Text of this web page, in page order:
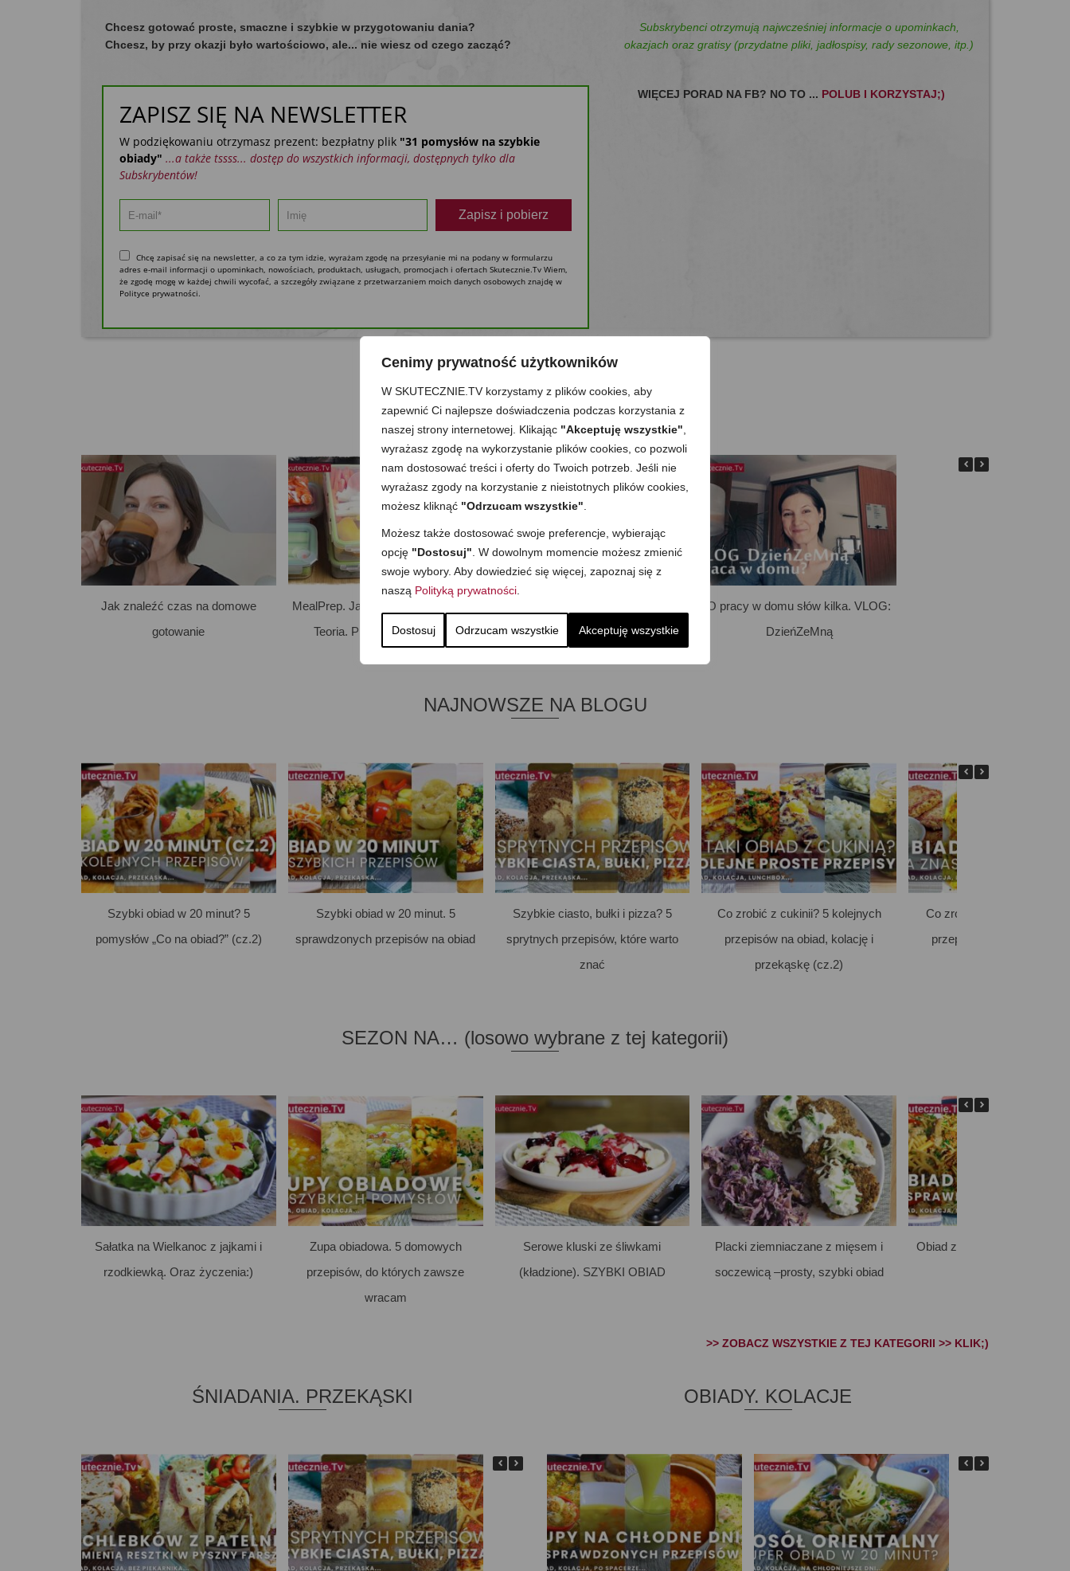
Cenimy prywatność użytkowników
W SKUTECZNIE.TV korzystamy z plików cookies, aby
zapewnić Ci najlepsze doświadczenia podczas korzystania z
naszej strony internetowej. Klikając "Akceptuję wszystkie"
wyrażasz zgodę na wykorzystanie plików cookies, co pozwoli
nam dostosować treści i oferty do Twoich potrzeb. Jeśli nie
wyrażasz zgody na korzystanie z nieistotnych plików cookies,
możesz kliknąć "Odrzucam wszystkie"
Możesz także dostosować swoje preferencje, wybierając
opcję "Dostosuj" . W dowolnym momencie możesz zmienić
swoje wybory. Aby dowiedzieć się więcej, zapoznaj się z
naszą Polityką prywatności
Dostosuj Odrzucam wszystkie Akceptuję wszystkie
Chcesz gotować proste, smaczne i szybkie w przygotowaniu dania?
Chcesz, by przy okazji było wartościowo, ale... nie wiesz od czego zacząć?
ZAPISZ SIĘ NA NEWSLETTER
W podziękowaniu otrzymasz prezent: bezpłatny plik "31 pomysłów na szybkie
obiady" ...a także tssss... dostęp do wszystkich informacji, dostępnych tylko dla
Subskrybentów!
Zapisz i pobierz
Chcę zapisać się na newsletter, a co za tym idzie, wyrażam zgodę na przesyłanie mi na podany w formularzu
adres e-mail informacji o upominkach, nowościach, produktach, usługach, promocjach i ofertach Skutecznie.Tv Wiem,
że zgodę mogę w każdej chwili wycofać, a szczegóły związane z przetwarzaniem moich danych osobowych znajdę w
Polityce prywatności.
Subskrybenci otrzymują najwcześniej informacje o upominkach,
okazjach oraz gratisy (przydatne pliki, jadłospisy, rady sezonowe, itp.)
WIĘCEJ PORAD NA FB? NO TO ... POLUB I KORZYSTAJ;)
GOTUJ JAK? SKUTECZNIE;)
Jak znaleźć czas na domowe
gotowanie
MealPrep. Jak gotować wygodniej ♦
Teoria. Praktyka. Przykłady
Daily Vlog… testowy
O pracy w domu słów kilka. VLOG:
DzieńZeMną
NAJNOWSZE NA BLOGU
Szybki obiad w 20 minut? 5
pomysłów „Co na obiad?” (cz.2)
Szybki obiad w 20 minut. 5
sprawdzonych przepisów na obiad
Szybkie ciasto, bułki i pizza? 5
sprytnych przepisów, które warto
znać
Co zrobić z cukinii? 5 kolejnych
przepisów na obiad, kolację i
przekąskę (cz.2)
Co zrobić z cukinii? 5
przepisów na obiad,
SEZON NA… (losowo wybrane z tej kategorii)
Sałatka na Wielkanoc z jajkami i
rzodkiewką. Oraz życzenia:)
Zupa obiadowa. 5 domowych
przepisów, do których zawsze
wracam
Serowe kluski ze śliwkami
(kładzione). SZYBKI OBIAD
Placki ziemniaczane z mięsem i
soczewicą –prosty, szybki obiad
Obiad z makaronem: 5
>> ZOBACZ WSZYSTKIE Z TEJ KATEGORII >> KLIK;)
ŚNIADANIA. PRZEKĄSKI OBIADY. KOLACJE